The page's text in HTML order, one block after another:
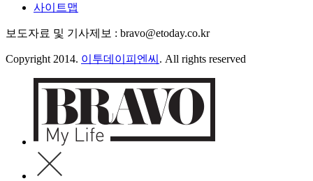
사이트맵
보도자료 및 기사제보 : bravo@etoday.co.kr
Copyright 2014. 이투데이피엔씨 . All rights reserved